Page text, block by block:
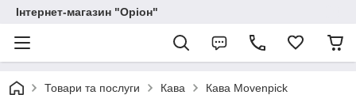
Інтернет-магазин "Оріон"
Товари та послуги Кава Кава Movenpick